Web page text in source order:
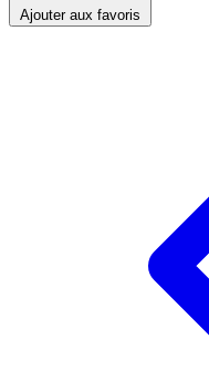
Ajouter aux favoris